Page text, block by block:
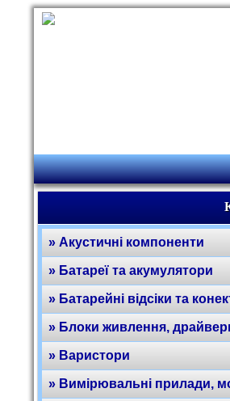
» Акустичні компоненти
» Батареї та акумулятори
» Батарейні відсіки та
» Блоки живлення,
» Варистори
» Вимірювальні прилади,